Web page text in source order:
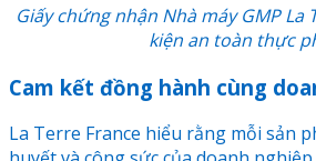
Giấy chứng nhận Nhà máy GMP La
kiện an toàn thực
Cam kết đồng hành cùng
La Terre France hiểu rằng mỗi sản